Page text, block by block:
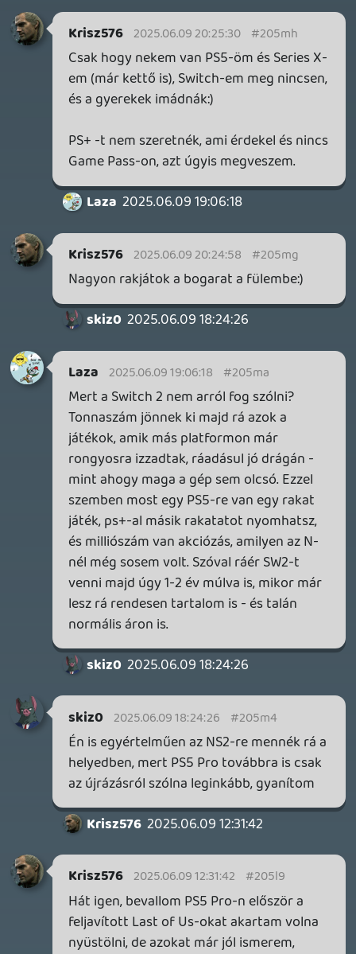
gyerekeknek.
Az utolsó szereztem meg elsőnek, mert
XSX-et már alig kapni, és így nyáron majd
tudunk sokat multizni gyerekkel (2 XSX-
en), és hát ott a Game Pass nekik.
Következőnek pedig a PS5 Pro-t akartam,
játékokat feljavít. A Switch 2 meg
gondoltam jó lesz jövőre.
A napokban viszont nagyon megtetszett a
Switch 2 Kenny-nél, ahogy Nintendo
topikban is írtam hosszú beszámolót
szimpi és a gyerekek imádták a
kölcsönadott gépet korábban (thx Kenny),
a Switch 2 meg igen fullos szerintem, már
az is, ahogy a Zeldák kinéznek feljavítva, de
nekem a Mario Kart World is bejön, a
gyerekek imádnák, és bakker a (feljavított)
néznek ki rajta.
A handheld kijelző IPS(?), lehetne jobb
lényeg, végre TV-n is (újra) jól néz ki az N.
Simán hozza az 1080p-1440p + DLSS-t.
Gamecube óta várok ilyen N gépre (Wii U-
nál vacilláltam, de jellemzően nem lett
sikeres), és alapvetően nagyon szeretem
az N világát(pláne Metroid).
Szóval lehet újra eltolom a PS5 Pro-t, és
helyette egy Switch 2 kéne, mihamarabb,
hmm…